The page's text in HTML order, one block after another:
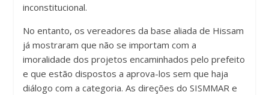
inconstitucional.
No entanto, os vereadores da base aliada de Hissam
já mostraram que não se importam com a
imoralidade dos projetos encaminhados pelo prefeito
e que estão dispostos a aprova-los sem que haja
diálogo com a categoria. As direções do SISMMAR e